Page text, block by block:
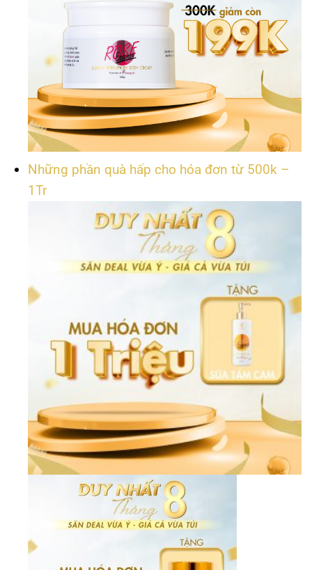
Những phần quà hấp cho hóa đơn từ 500k –
1Tr